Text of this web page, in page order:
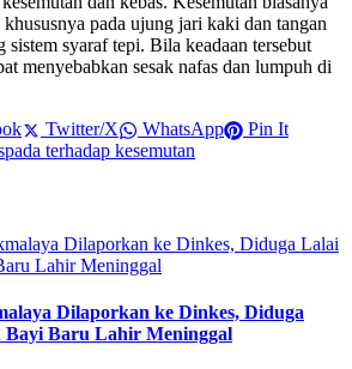
pada ujung jari kaki dan tangan
sistem syaraf tepi. Bila keadaan tersebut
menyebabkan sesak nafas dan lumpuh di
Twitter/X WhatsApp
Pin It
terhadap kesemutan
Dilaporkan ke Dinkes, Diduga
Bayi Baru Lahir Meninggal